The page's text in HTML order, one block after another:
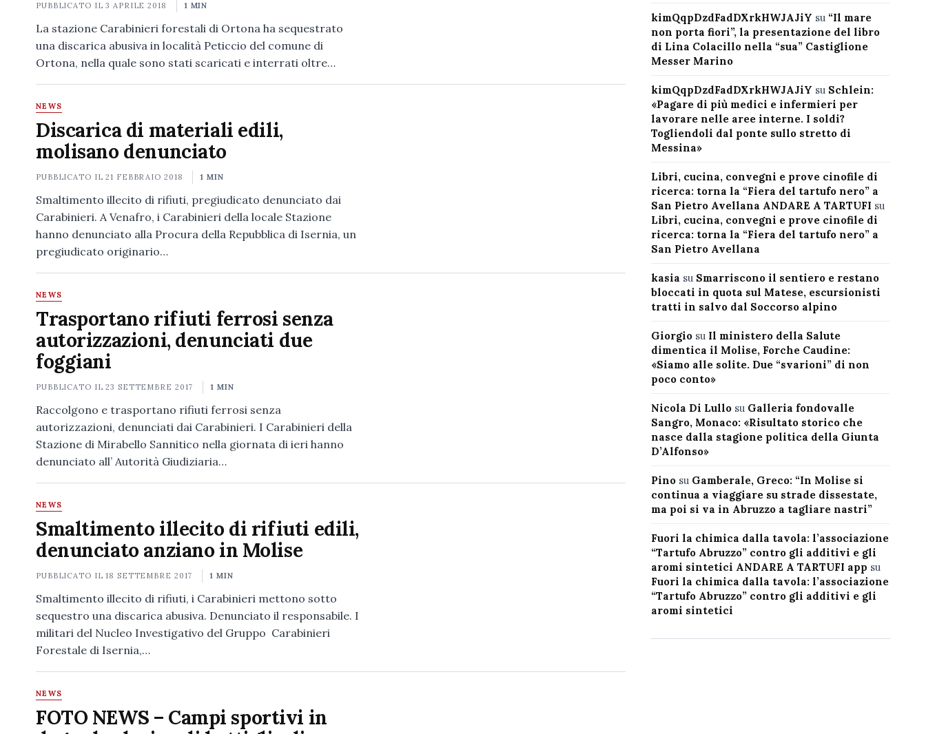
PUBBLICATO IL3 APRILE 2018 1 MIN
La stazione Carabinieri forestali di Ortona ha sequestrato
una discarica abusiva in località Peticcio del comune di
Ortona, nella quale sono stati scaricati e interrati oltre…
NEWS
Discarica di materiali edili,
molisano denunciato
PUBBLICATO IL21 FEBBRAIO 2018 1 MIN
Smaltimento illecito di rifiuti, pregiudicato denunciato dai
Carabinieri. A Venafro, i Carabinieri della locale Stazione
hanno denunciato alla Procura della Repubblica di Isernia, un
pregiudicato originario…
NEWS
Trasportano rifiuti ferrosi senza
autorizzazioni, denunciati due
foggiani
PUBBLICATO IL23 SETTEMBRE 2017 1 MIN
Raccolgono e trasportano rifiuti ferrosi senza
autorizzazioni, denunciati dai Carabinieri. I Carabinieri della
Stazione di Mirabello Sannitico nella giornata di ieri hanno
denunciato all’ Autorità Giudiziaria…
NEWS
Smaltimento illecito di rifiuti edili,
denunciato anziano in Molise
PUBBLICATO IL18 SETTEMBRE 2017 1 MIN
Smaltimento illecito di rifiuti, i Carabinieri mettono sotto
sequestro una discarica abusiva. Denunciato il responsabile. I
militari del Nucleo Investigativo del Gruppo Carabinieri
Forestale di Isernia,…
NEWS
FOTO NEWS – Campi sportivi in
kimQqpDzdFadDXrkHWJAJiY su “Il mare
non porta fiori”, la presentazione del libro
di Lina Colacillo nella “sua” Castiglione
Messer Marino
kimQqpDzdFadDXrkHWJAJiY su Schlein:
«Pagare di più medici e infermieri per
lavorare nelle aree interne. I soldi?
Togliendoli dal ponte sullo stretto di
Messina»
Libri, cucina, convegni e prove cinofile di
ricerca: torna la “Fiera del tartufo nero” a
San Pietro Avellana ANDARE A TARTUFI su
Libri, cucina, convegni e prove cinofile di
ricerca: torna la “Fiera del tartufo nero” a
San Pietro Avellana
kasia su Smarriscono il sentiero e restano
bloccati in quota sul Matese, escursionisti
tratti in salvo dal Soccorso alpino
Giorgiosu Il ministero della Salute
dimentica il Molise, Forche Caudine:
«Siamo alle solite. Due “svarioni” di non
poco conto»
Nicola Di Lullosu Galleria fondovalle
Sangro, Monaco: «Risultato storico che
nasce dalla stagione politica della Giunta
D’Alfonso»
Pinosu Gamberale, Greco: “In Molise si
continua a viaggiare su strade dissestate,
ma poi si va in Abruzzo a tagliare nastri”
Fuori la chimica dalla tavola: l’associazione
“Tartufo Abruzzo” contro gli additivi e gli
aromi sintetici ANDARE A TARTUFI app su
Fuori la chimica dalla tavola: l’associazione
“Tartufo Abruzzo” contro gli additivi e gli
aromi sintetici